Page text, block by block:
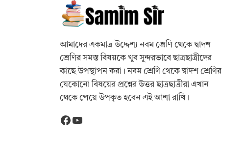
আমাদের একমাত্র উদ্দেশ্য নবম শ্রেণি থেকে দ্বাদশ
শ্রেণির সমস্ত বিষয়কে খুব সুন্দরভাবে ছাত্রছাত্রীদের
কাছে উপস্থাপন করা। নবম শ্রেণি থেকে দ্বাদশ শ্রেণির
যেকোনো বিষয়ের প্রশ্নের উত্তর ছাত্রছাত্রীরা এখান
থেকে পেয়ে উপকৃত হবেন এই আশা রাখি।
Facebook
YouTube